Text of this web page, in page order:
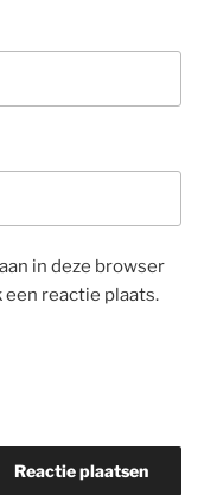
in deze browser
reactie plaats.